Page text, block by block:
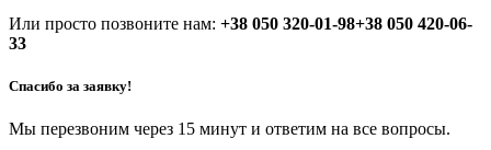
Или просто позвоните нам: +38 050 320-01-98+38 050 420-06-
33
Спасибо за заявку!
Мы перезвоним через 15 минут и ответим на все вопросы.